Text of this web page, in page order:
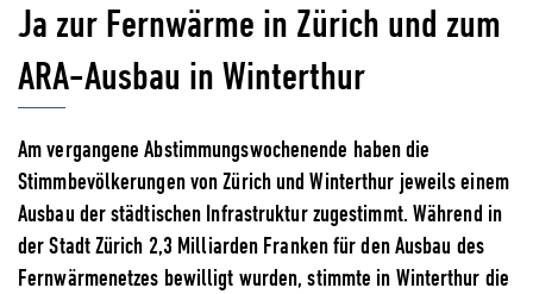
Ja zur Fernwärme in Zürich und zum
ARA-Ausbau in Winterthur
Am vergangene Abstimmungswochenende haben die
Stimmbevölkerungen von Zürich und Winterthur jeweils einem
Ausbau der städtischen Infrastruktur zugestimmt. Während in
der Stadt Zürich 2,3 Milliarden Franken für den Ausbau des
Fernwärmenetzes bewilligt wurden, stimmte in Winterthur die